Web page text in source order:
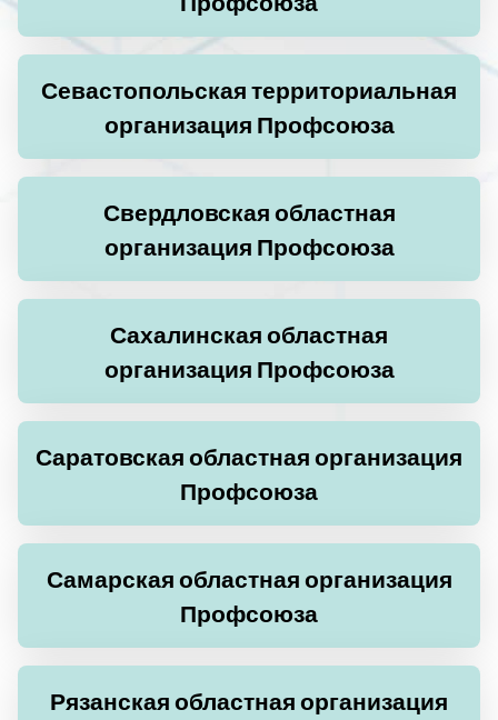
Севастопольская территориальная
организация Профсоюза
Свердловская областная
организация Профсоюза
Сахалинская областная
организация Профсоюза
Саратовская областная организация
Профсоюза
Самарская областная организация
Профсоюза
Рязанская областная организация